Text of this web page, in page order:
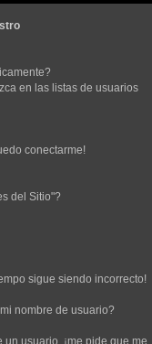
en las listas de usuarios
conectarme!
del Sitio"?
sigue siendo incorrecto!
nombre de usuario?
usuario, ¡me pide que me